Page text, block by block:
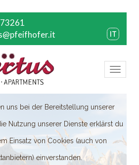
uns bei der Bereitstellung unserer
Nutzung unserer Dienste erklärst du
Einsatz von Cookies (auch von
einverstanden.
IT